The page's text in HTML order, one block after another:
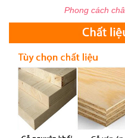
Phong cách